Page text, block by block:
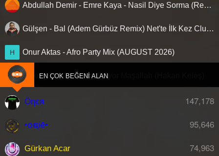
Abdullah Demir - Emre Kaya - Nasil Diye Sorma (Remix)
Gülşen - Bal (Adem Gürbüz Remix) Net'te İlk Kez Clubberism.com'da !
H Onur Aktas - Afro Party Mix (AUGUST 2026)
D Hakobaba - Bu Gece Akıyor Maşallah (Hakan Keleş)
EN ÇOK BEĞENI ALAN
147,178
Öηєя
95,646
•໐ຊiē•
74,963
Gürkan Acar